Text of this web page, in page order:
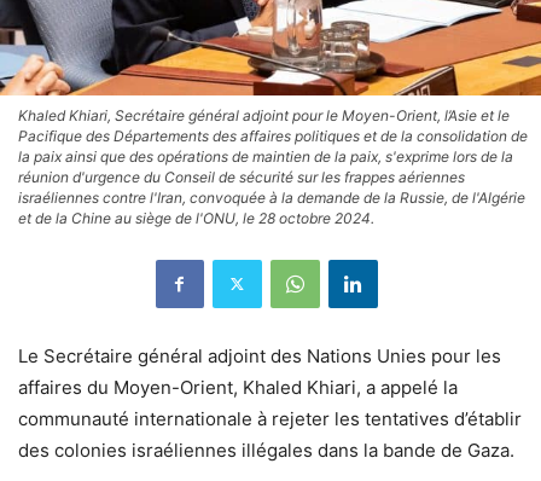
Khaled Khiari, Secrétaire général adjoint pour le Moyen-Orient, l’Asie et le
Pacifique des Départements des affaires politiques et de la consolidation de
la paix ainsi que des opérations de maintien de la paix, s'exprime lors de la
réunion d'urgence du Conseil de sécurité sur les frappes aériennes
israéliennes contre l'Iran, convoquée à la demande de la Russie, de l'Algérie
et de la Chine au siège de l'ONU, le 28 octobre 2024.
Le Secrétaire général adjoint des Nations Unies pour les
affaires du Moyen-Orient, Khaled Khiari, a appelé la
communauté internationale à rejeter les tentatives d’établir
des colonies israéliennes illégales dans la bande de Gaza.